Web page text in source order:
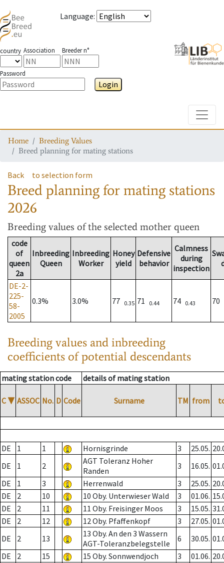
Language:
country Association Breeder n°
Password
Login
Home
Breeding Values
Breed planning for mating stations
Back to selection form
Breed planning for mating stations
2026
Breeding values of the selected mother queen
code
of
queen
2a
Inbreeding
Queen
Inbreeding
Worker
Honey
yield
Defensive
behavior
Calmness
during
inspection
DE-2-
225-
58-
2005
0.3% 3.0% 77 0.35 71 0.44 74 0.43 70
Breeding values and inbreeding
coefficients of potential descendants
mating station code details of mating station
C ▼ ASSOC No. D Code Surname TM from
DE 1 1 Hornisgrinde 3 25.05.
DE
1 2
AGT Toleranz Hoher
Randen
3 16.05.
DE
1 3 Herrenwald 3 25.05.
DE
2 10 10 Oby. Unterwieser Wald 3 01.06.
DE
2 11 11 Oby. Freisinger Moos 3 15.05.
DE
2 12 12 Oby. Pfaffenkopf 3 27.05.
DE
2 13
13 Oby. An den 3 Wassern
AGT-Toleranzbelegstelle
6 30.05.
DE
2 15 15 Oby. Sonnwendjoch 3 01.06.